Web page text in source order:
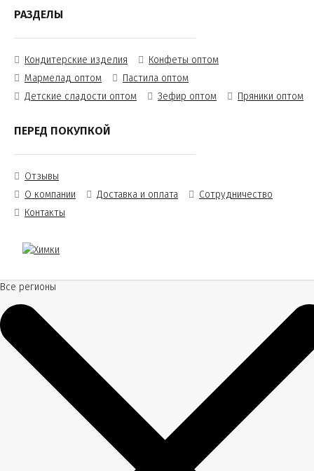
РАЗДЕЛЫ
Кондитерские изделия
Конфеты оптом
Мармелад оптом
Пастила оптом
Детские сладости оптом
Зефир оптом Пряники оптом
ПЕРЕД ПОКУПКОЙ
Отзывы
О компании
Доставка и оплата
Сотрудничество
Контакты
Все регионы